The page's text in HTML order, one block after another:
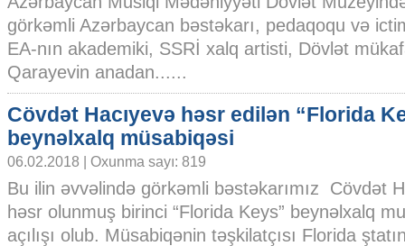
görkəmli Azərbaycan bəstəkarı, pedaqoqu və
EA-nın akademiki, SSRİ xalq artisti, Dövlət
Qarayevin anadan......
Cövdət Hacıyevə həsr edilən “Florida
beynəlxalq müsabiqəsi
06.02.2018 | Oxunma sayı: 819
Bu ilin əvvəlində görkəmli bəstəkarımız Cövdət
həsr olunmuş birinci “Florida Keys” beynəlxalq
açılışı olub. Müsabiqənin təşkilatçısı Florida